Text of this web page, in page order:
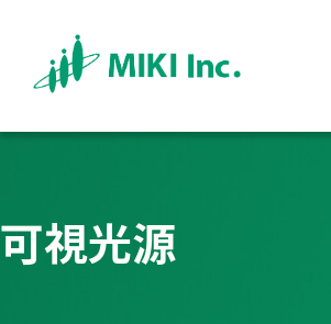
可視光源